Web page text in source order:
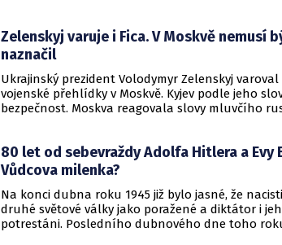
Dwight D. Eisenhower, rozhodující rozkaz k
jednotek na území západního a jihozápadního
Zelenskyj varuje i Fica. V Moskvě nemusí
naznačil
Ukrajinský prezident Volodymyr Zelenskyj
vojenské přehlídky v Moskvě. Kyjev podle jeho
bezpečnost. Moskva reagovala slovy mluvčího
80 let od sebevraždy Adolfa Hitlera a Evy
Vůdcova milenka?
Na konci dubna roku 1945 již bylo jasné, že
druhé světové války jako poražené a diktátor i
potrestáni. Posledního dubnového dne toho